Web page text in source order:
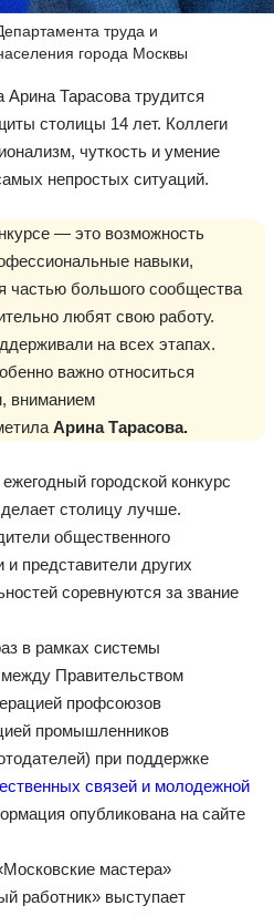
труда и
города Москвы
Тарасова трудится
столицы 14 лет. Коллеги
чуткость и умение
непростых ситуаций.
— это возможность
навыки,
частью большого сообщества
любят свою работу.
на всех этапах.
важно относиться
вниманием
Арина Тарасова.
городской конкурс
столицу лучше.
общественного
представители других
соревнуются за звание
в рамках системы
между Правительством
профсоюзов
промышленников
при поддержке
связей и молодежной
опубликована на сайте
мастера»
работник» выступает